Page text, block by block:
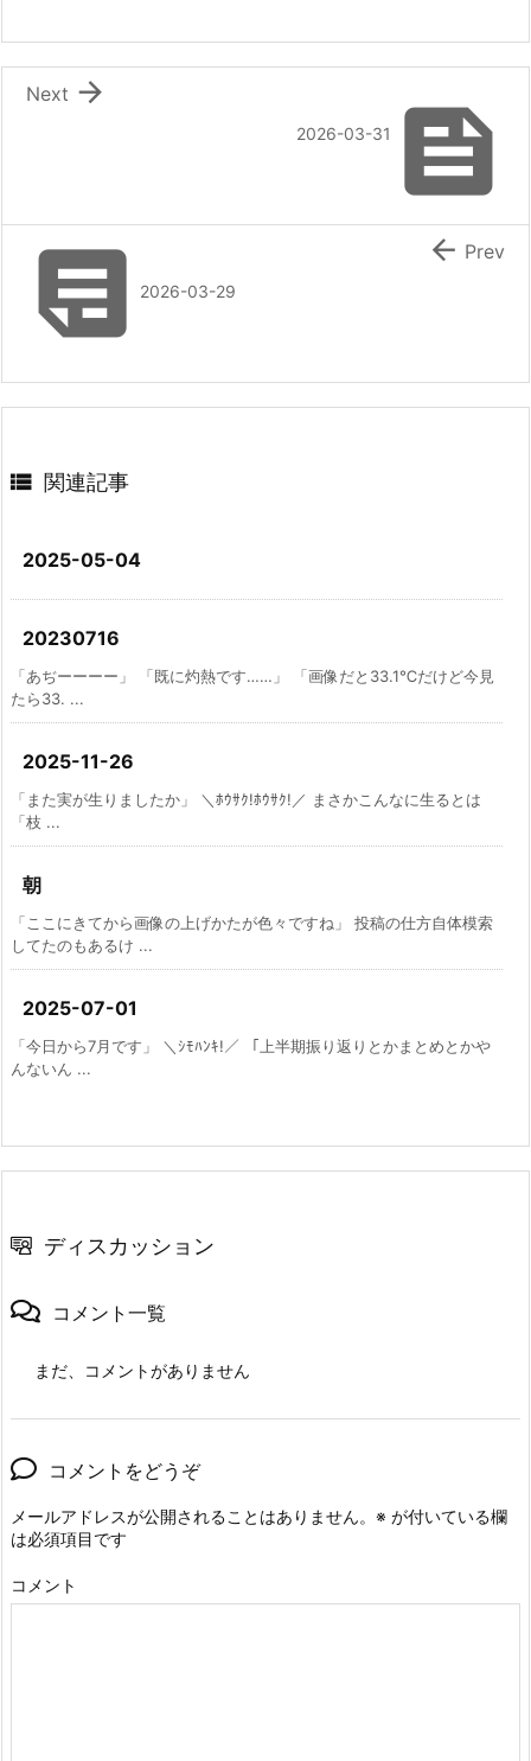

2026-03-31

Next
2026-03-29
 Prev
 関連記事
2025-05-04
20230716
「あぢーーーー」 「既に灼熱です……」 「画像だと33.1℃だけど今見
たら33. ...
2025-11-26
「また実が生りましたか」 ＼ﾎｳｻｸ!ﾎｳｻｸ!／ まさかこんなに生るとは
「枝 ...
朝
「ここにきてから画像の上げかたが色々ですね」 投稿の仕方自体模索
してたのもあるけ ...
2025-07-01
「今日から7月です」 ＼ｼﾓﾊﾝｷ!／ 「上半期振り返りとかまとめとかや
んないん ...
ディスカッション
コメント一覧
まだ、コメントがありません
コメントをどうぞ
メールアドレスが公開されることはありません。 ※ が付いている欄
は必須項目です
コメント